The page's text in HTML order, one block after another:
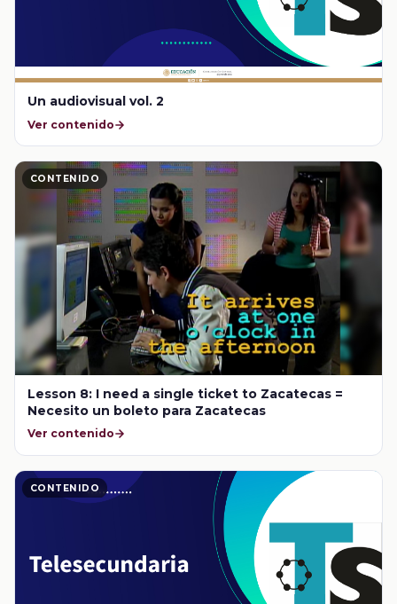
Un audiovisual vol. 2
Ver contenido
CONTENIDO
Lesson 8: I need a single ticket to Zacatecas =
Necesito un boleto para Zacatecas
Ver contenido
CONTENIDO